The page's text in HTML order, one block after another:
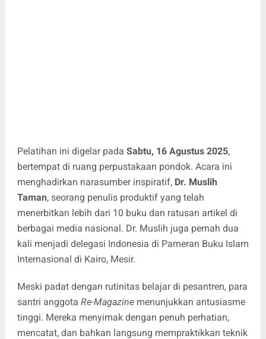
Pelatihan ini digelar pada Sabtu, 16 Agustus 2025,
bertempat di ruang perpustakaan pondok. Acara ini
menghadirkan narasumber inspiratif, Dr. Muslih
Taman, seorang penulis produktif yang telah
menerbitkan lebih dari 10 buku dan ratusan artikel di
berbagai media nasional. Dr. Muslih juga pernah dua
kali menjadi delegasi Indonesia di Pameran Buku Islam
Internasional di Kairo, Mesir.
Meski padat dengan rutinitas belajar di pesantren, para
santri anggota Re-Magazinemenunjukkan antusiasme
tinggi. Mereka menyimak dengan penuh perhatian,
mencatat, dan bahkan langsung mempraktikkan teknik